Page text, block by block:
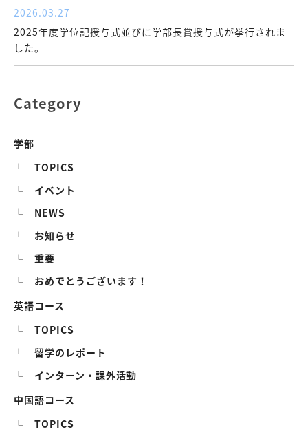
2026.03.27
2025年度学位記授与式並びに学部長賞授与式が挙行されま
した。
Category
学部
TOPICS
イベント
NEWS
お知らせ
重要
おめでとうございます！
英語コース
TOPICS
留学のレポート
インターン・課外活動
中国語コース
TOPICS